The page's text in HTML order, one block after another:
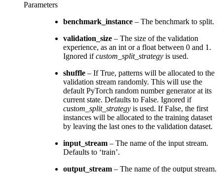
Parameters
benchmark_instance – The benchmark to split.
validation_size – The size of the validation
experience, as an int or a float between 0 and 1.
Ignored ifcustom_split_strategy is used.
shuffle – If True, patterns will be allocated to the
validation stream randomly. This will use the
default PyTorch random number generator at its
current state. Defaults to False. Ignored if
custom_split_strategy is used. If False, the first
instances will be allocated to the training dataset
by leaving the last ones to the validation dataset.
input_stream – The name of the input stream.
Defaults to ‘train’.
output_stream – The name of the output stream.